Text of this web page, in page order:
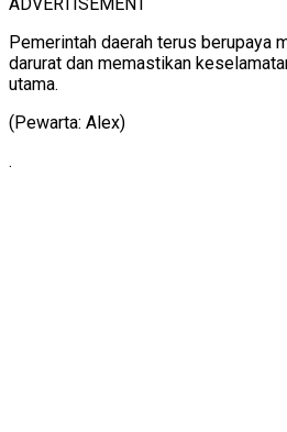
ADVERTISEMENT
Pemerintah daerah terus berupaya
darurat dan memastikan
utama.
(Pewarta: Alex)
.